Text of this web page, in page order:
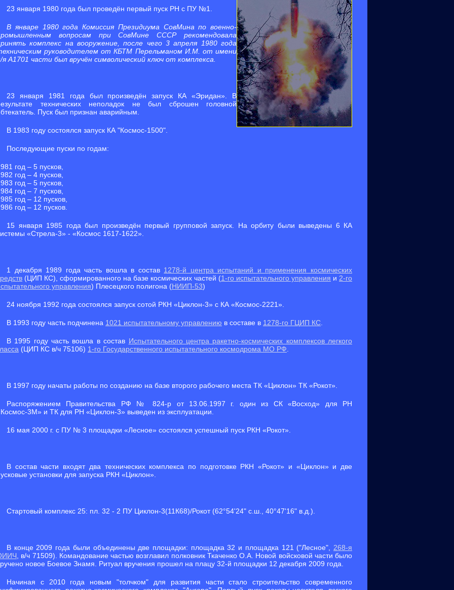
23 января 1980 года был проведён первый пуск РН с ПУ №1.
В январе 1980 года Комиссия Президиума СовМина по военно-
вопросам при СовМине СССР рекомендовала
комплекс на вооружение, после чего 3 апреля 1980 года
руководителем от КБТМ Перельманом И.М. от имени
я А1701 части был вручён символический ключ от комплекса.
23 января 1981 года был произведён запуск КА «Эридан». В
технических неполадок не был сброшен головной
Пуск был признан аварийным.
В 1983 году состоялся запуск КА "Космос-1500".
Последующие пуски по годам:
год – 5 пусков,
год – 4 пусков,
год – 5 пусков,
год – 7 пусков,
год – 12 пусков,
год – 12 пусков.
15 января 1985 года был произведён первый групповой запуск. На орбиту были выведены 6 КА
«Стрела-3» - «Космос 1617-1622».
1 декабря 1989 года часть вошла в состав 1278-й центра испытаний и применения космических
(ЦИП КС), сформированного на базе космических частей (1-го испытательного управления и 2-го
управления) Плесецкого полигона (НИИП-53)
24 ноября 1992 года состоялся запуск сотой РКН «Циклон-3» с КА «Космос-2221».
В 1993 году часть подчинена 1021 испытательному управлению в составе в 1278-го ГЦИП КС
В 1995 году часть вошла в состав Испытательного центра ракетно-космических комплексов легкого
(ЦИП КС в/ч 75106) 1-го Государственного испытательного космодрома МО РФ
В 1997 году начаты работы по созданию на базе второго рабочего места ТК «Циклон» ТК «Рокот».
Распоряжением Правительства РФ № 824-р от 13.06.1997 г. один из СК «Восход» для РН
3М» и ТК для РН «Циклон-3» выведен из эксплуатации.
16 мая 2000 г. с ПУ № 3 площадки «Лесное» состоялся успешный пуск РКН «Рокот».
В состав части входят два технических комплекса по подготовке РКН «Рокот» и «Циклон» и две
установки для запуска РКН «Циклон».
Стартовый комплекс 25: пл. 32 - 2 ПУ Циклон-3(11К68)/Рокот (62°54'24" с.ш., 40°47'16" в.д.).
В конце 2009 года были объединены две площадки: площадка 32 и площадка 121 ("Лесное", 268-я
, в/ч 71509). Командование частью возглавил полковник Ткаченко О.А. Новой войсковой части было
новое Боевое Знамя. Ритуал вручения прошел на плацу 32-й площадки 12 декабря 2009 года.
Начиная с 2010 года новым "толчком" для развития части стало строительство современного